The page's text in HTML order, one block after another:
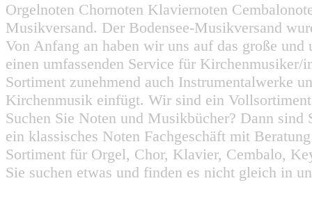
Orgelnoten Chornoten Klaviernoten
Musikversand. Der Bodensee-Musikversand
Von Anfang an haben wir uns auf das große
einen umfassenden Service für
Sortiment zunehmend auch Instrumentalwerke
Kirchenmusik einfügt. Wir sind ein
Suchen Sie Noten und Musikbücher? Dann
ein klassisches Noten Fachgeschäft mit
Sortiment für Orgel, Chor, Klavier, Cembalo,
Sie suchen etwas und finden es nicht gleich in